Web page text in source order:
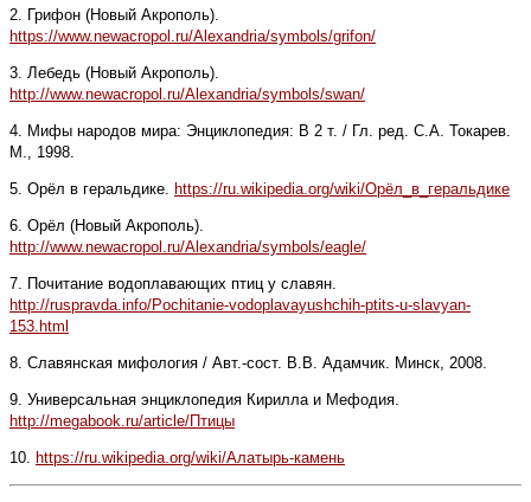
2. Грифон (Новый Акрополь).
https://www.newacropol.ru/Alexandria/symbols/grifon/
3. Лебедь (Новый Акрополь).
http://www.newacropol.ru/Alexandria/symbols/swan/
4. Мифы народов мира: Энциклопедия: В 2 т. / Гл. ред. С.А. Токарев.
М., 1998.
5. Орёл в геральдике. https://ru.wikipedia.org/wiki/Орёл_в_геральдике
6. Орёл (Новый Акрополь).
http://www.newacropol.ru/Alexandria/symbols/eagle/
7. Почитание водоплавающих птиц у славян.
http://ruspravda.info/Pochitanie-vodoplavayushchih-ptits-u-slavyan-
153.html
8. Славянская мифология / Авт.-сост. В.В. Адамчик. Минск, 2008.
9. Универсальная энциклопедия Кирилла и Мефодия.
http://megabook.ru/article/Птицы
10. https://ru.wikipedia.org/wiki/Алатырь-камень